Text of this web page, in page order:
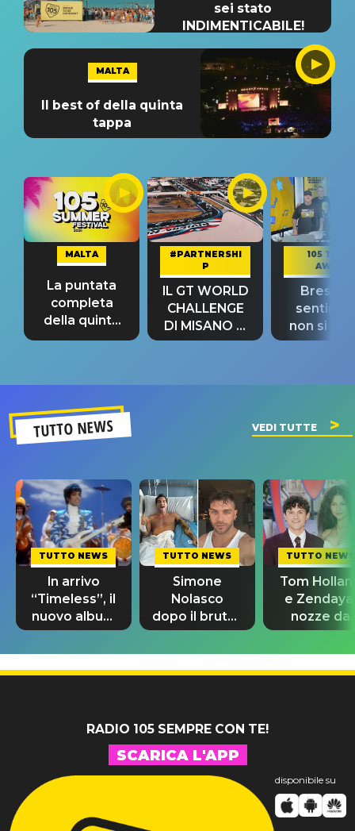
sei stato
INDIMENTICABILE!
MALTA
Il best of della quinta
tappa
MALTA
La puntata
completa
della quinta
tappa
#PARTNERSHI
P
IL GT WORLD
CHALLENGE
DI MISANO si
riconferma
105 TAKE
AWAY
Bresh:
non si
fino alla
TUTTO NEWS VEDI TUTTE
TUTTO NEWS
In arrivo
“Timeless”, il
nuovo album
di Prince con
10 brani
inediti
TUTTO NEWS
Simone
Nolasco
dopo il brutto
incidente:
"Sono così
grato alla
TUTTO NEWS
Tom
e
nozze da
580mila
sterline e
300
RADIO 105 SEMPRE CON TE!
SCARICA L'APP
disponibile su